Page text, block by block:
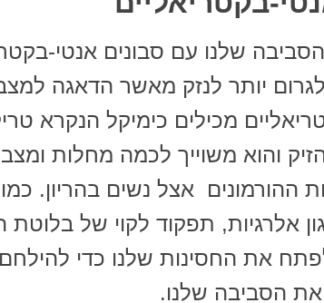
שלנו עם סבונים אנטי-
לגרום יותר לנזק מאשר הדאגה
מכילים כימיקל הנקרא
והוא משוייך לכמה מחלות
ההורמונים אצל נשים בהריון.
אלרגיות, תפקוד לקוי של
את החסינות שלנו כדי
הסביבה שלנו.